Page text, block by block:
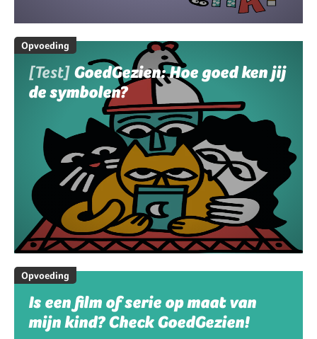
Opvoeding
[Test] GoedGezien: Hoe goed ken jij
de symbolen?
Opvoeding
Is een film of serie op maat van
mijn kind? Check GoedGezien!